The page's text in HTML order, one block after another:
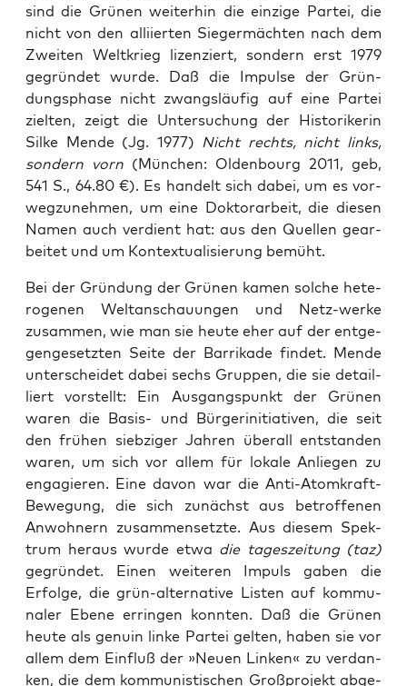
sind die Grü­nen wei­ter­hin die ein­zi­ge Par­tei, die
nicht von den alli­ier­ten Sie­ger­mäch­ten nach dem
Zwei­ten Welt­krieg lizen­ziert, son­dern erst 1979
gegrün­det wur­de. Daß die Impul­se der Grün­
dungs­pha­se nicht zwangs­läu­fig auf eine Par­tei
ziel­ten, zeigt die Unter­su­chung der His­to­ri­ke­rin
Sil­ke Men­de (Jg. 1977) Nicht rechts, nicht links,
son­dern vorn (Mün­chen: Olden­bourg 2011, geb,
541 S., 64.80 €). Es han­delt sich dabei, um es vor­
weg­zu­neh­men, um eine Dok­tor­ar­beit, die die­sen
Namen auch ver­dient hat: aus den Quel­len gear­
bei­tet und um Kon­tex­tua­li­sie­rung bemüht.
Bei der Grün­dung der Grü­nen kamen sol­che hete­
ro­ge­nen Welt­an­schau­un­gen und Netz-wer­ke
zusam­men, wie man sie heu­te eher auf der ent­ge­
gen­ge­setz­ten Sei­te der Bar­ri­ka­de fin­det. Men­de
unter­schei­det dabei sechs Grup­pen, die sie detail­
liert vor­stellt: Ein Aus­gangs­punkt der Grü­nen
waren die Basis- und Bür­ger­initia­ti­ven, die seit
den frü­hen sieb­zi­ger Jah­ren über­all ent­stan­den
waren, um sich vor allem für loka­le Anlie­gen zu
enga­gie­ren. Eine davon war die Anti-Atom­kraft-
Bewe­gung, die sich zunächst aus betrof­fe­nen
Anwoh­nern zusam­men­setz­te. Aus die­sem Spek­
trum her­aus wur­de etwa die tages­zei­tung (taz)
gegrün­det. Einen wei­te­ren Impuls gaben die
Erfol­ge, die grün-alter­na­ti­ve Lis­ten auf kom­mu­
na­ler Ebe­ne errin­gen konn­ten. Daß die Grü­nen
heu­te als genu­in lin­ke Par­tei gel­ten, haben sie vor
allem dem Ein­fluß der »Neu­en Lin­ken« zu ver­dan­
ken, die dem kom­mu­nis­ti­schen Groß­pro­jekt abge­